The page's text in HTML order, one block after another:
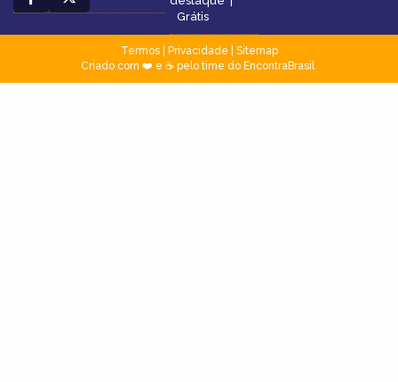
Grátis
Termos| Privacidade
Sitemap
Criado com ❤️ e ☕ pelo time do EncontraBrasil